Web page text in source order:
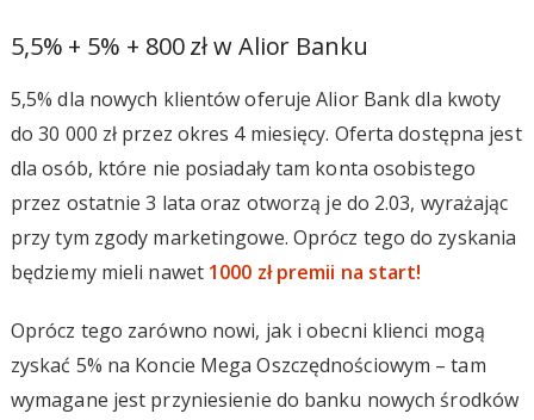
5,5% + 5% + 800 zł w Alior Banku
5,5% dla nowych klientów oferuje Alior Bank dla kwoty
do 30 000 zł przez okres 4 miesięcy. Oferta dostępna jest
dla osób, które nie posiadały tam konta osobistego
przez ostatnie 3 lata oraz otworzą je do 2.03, wyrażając
przy tym zgody marketingowe. Oprócz tego do zyskania
będziemy mieli nawet 1000 zł premii na start!
Oprócz tego zarówno nowi, jak i obecni klienci mogą
zyskać 5% na Koncie Mega Oszczędnościowym – tam
wymagane jest przyniesienie do banku nowych środków